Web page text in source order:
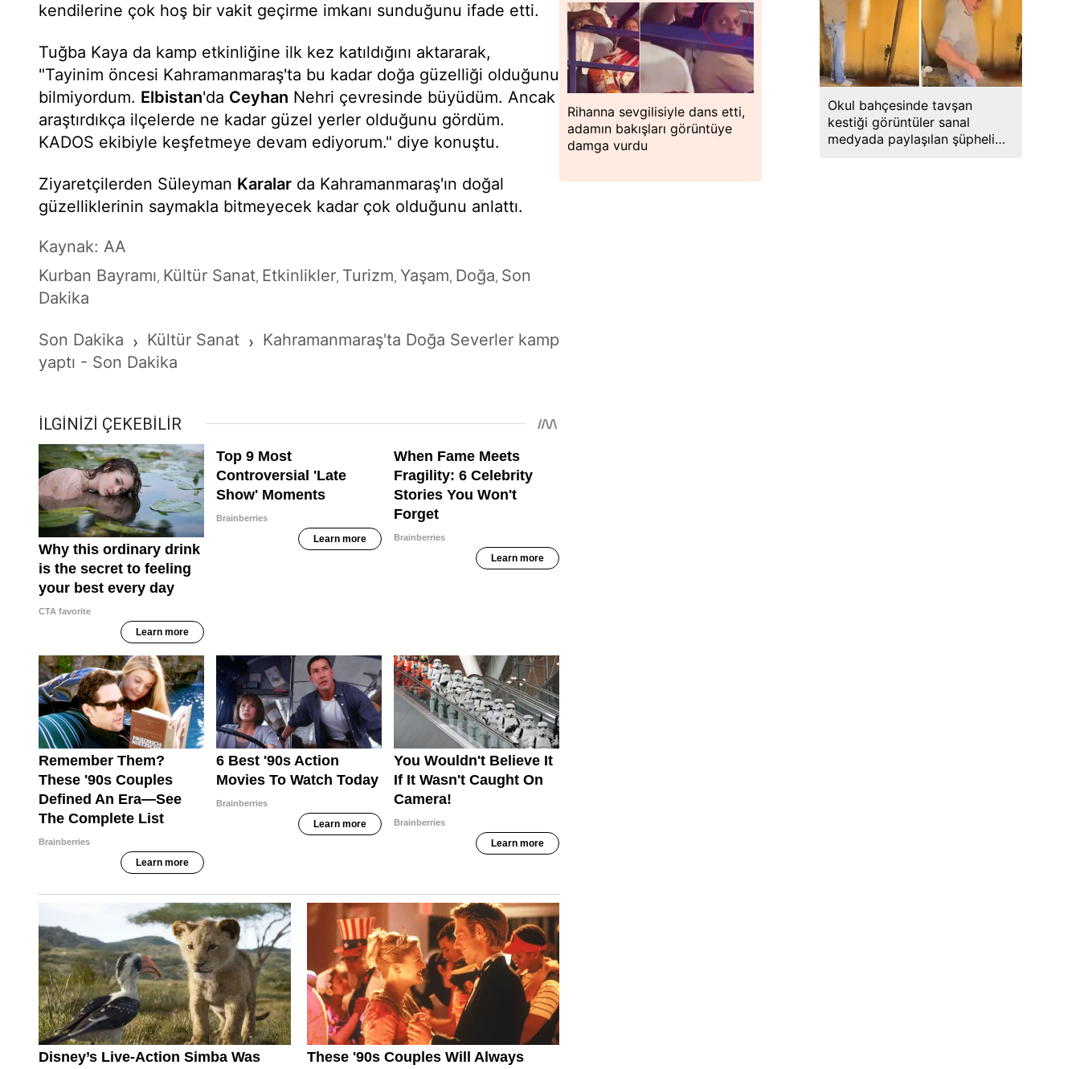
kendilerine çok hoş bir vakit geçirme imkanı sunduğunu ifade etti.
Tuğba Kaya da kamp etkinliğine ilk kez katıldığını aktararak,
"Tayinim öncesi Kahramanmaraş'ta bu kadar doğa güzelliği olduğunu
bilmiyordum. Elbistan'da Ceyhan Nehri çevresinde büyüdüm. Ancak
araştırdıkça ilçelerde ne kadar güzel yerler olduğunu gördüm.
KADOS ekibiyle keşfetmeye devam ediyorum." diye konuştu.
Ziyaretçilerden Süleyman Karalar da Kahramanmaraş'ın doğal
güzelliklerinin saymakla bitmeyecek kadar çok olduğunu anlattı.
Kaynak: AA
Kurban Bayramı, Kültür Sanat, Etkinlikler, Turizm, Yaşam, Doğa, Son
Dakika
Son Dakika › Kültür Sanat › Kahramanmaraş'ta Doğa Severler kamp
yaptı - Son Dakika
Rihanna sevgilisiyle dans etti,
adamın bakışları görüntüye
damga vurdu
Okul bahçesinde tavşan
kestiği görüntüler sanal
medyada paylaşılan şüpheli